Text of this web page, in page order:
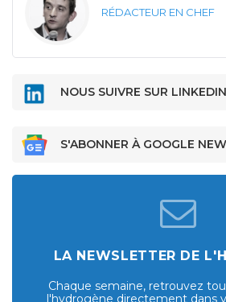
RÉDACTEUR EN CHEF
NOUS SUIVRE SUR LINKEDIN
S'ABONNER À GOOGLE
LA NEWSLETTER DE
Chaque semaine, retrouvez